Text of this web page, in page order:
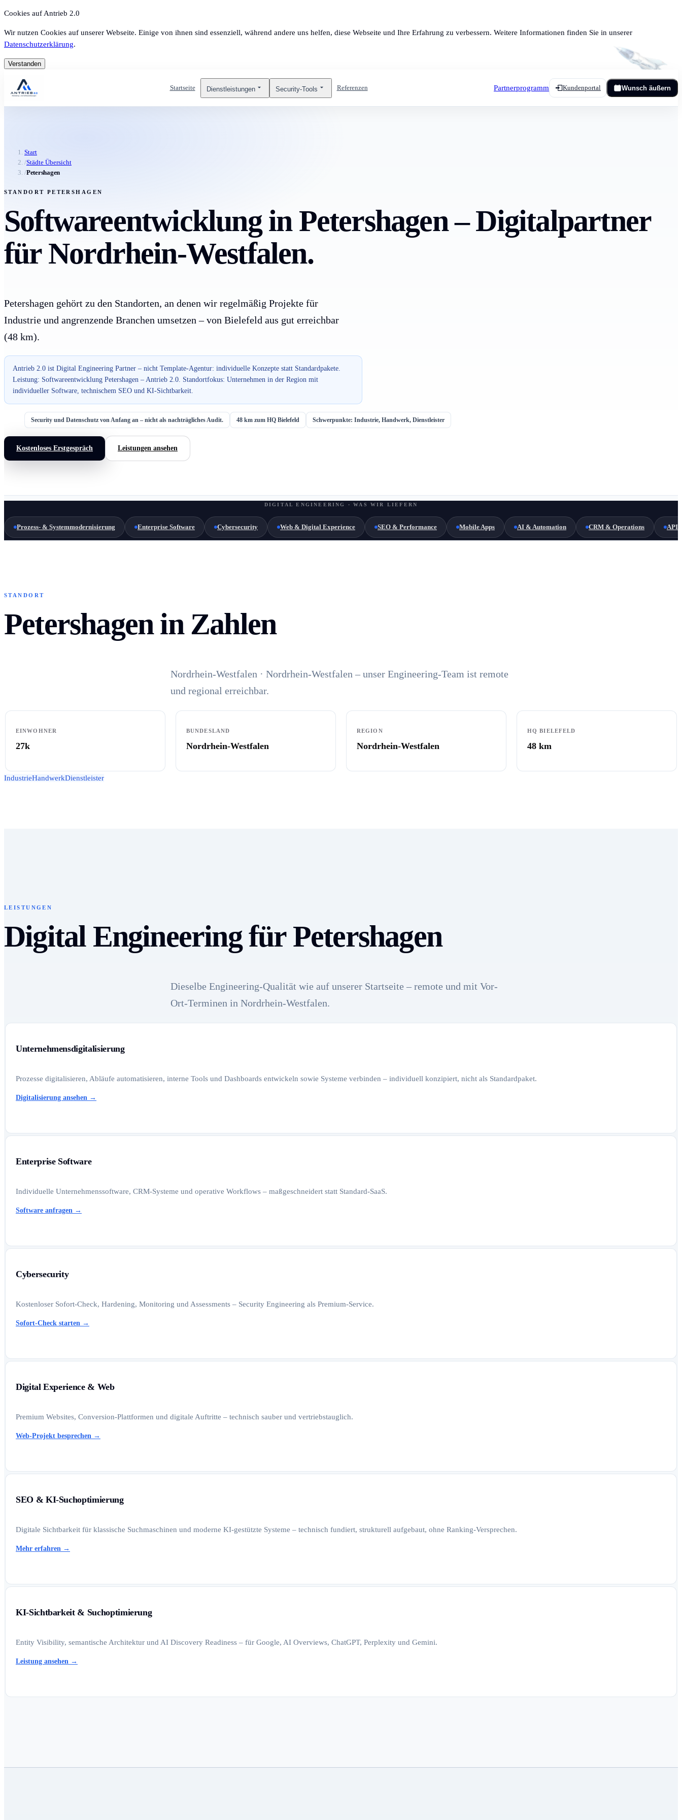
Cookies auf Antrieb 2.0
Wir nutzen Cookies auf unserer Webseite. Einige von ihnen sind essenziell, während andere uns helfen, diese Webseite und Ihre Erfahrung zu verbessern. Weitere Informationen finden Sie in unserer
Datenschutzerklärung.
Verstanden
Startseite Dienstleistungen Security-Tools Referenzen Partnerprogramm Kundenportal Wunsch äußern
Start
/Städte Übersicht
/Petershagen
STANDORT PETERSHAGEN
Softwareentwicklung in Petershagen – Digitalpartner
für Nordrhein-Westfalen.
Petershagen gehört zu den Standorten, an denen wir regelmäßig Projekte für
Industrie und angrenzende Branchen umsetzen – von Bielefeld aus gut erreichbar
(48 km).
Antrieb 2.0 ist Digital Engineering Partner – nicht Template-Agentur: individuelle Konzepte statt Standardpakete.
Leistung: Softwareentwicklung Petershagen – Antrieb 2.0. Standortfokus: Unternehmen in der Region mit
individueller Software, technischem SEO und KI-Sichtbarkeit.
Security und Datenschutz von Anfang an – nicht als nachträgliches Audit. 48 km zum HQ Bielefeld Schwerpunkte: Industrie, Handwerk, Dienstleister
Kostenloses Erstgespräch Leistungen ansehen
DIGITAL ENGINEERING · WAS WIR LIEFERN
Prozess- & Systemmodernisierung Enterprise Software Cybersecurity Web & Digital Experience SEO & Performance Mobile Apps AI & Automation CRM & Operations API
STANDORT
Petershagen in Zahlen
Nordrhein-Westfalen · Nordrhein-Westfalen – unser Engineering-Team ist remote
und regional erreichbar.
EINWOHNER
27k
BUNDESLAND
Nordrhein-Westfalen
REGION
Nordrhein-Westfalen
HQ BIELEFELD
48 km
IndustrieHandwerkDienstleister
LEISTUNGEN
Digital Engineering für Petershagen
Dieselbe Engineering-Qualität wie auf unserer Startseite – remote und mit Vor-
Ort-Terminen in Nordrhein-Westfalen.
Unternehmensdigitalisierung
Prozesse digitalisieren, Abläufe automatisieren, interne Tools und Dashboards entwickeln sowie Systeme verbinden – individuell konzipiert, nicht als Standardpaket.
Digitalisierung ansehen →
Enterprise Software
Individuelle Unternehmenssoftware, CRM-Systeme und operative Workflows – maßgeschneidert statt Standard-SaaS.
Software anfragen →
Cybersecurity
Kostenloser Sofort-Check, Hardening, Monitoring und Assessments – Security Engineering als Premium-Service.
Sofort-Check starten →
Digital Experience & Web
Premium Websites, Conversion-Plattformen und digitale Auftritte – technisch sauber und vertriebstauglich.
Web-Projekt besprechen →
SEO & KI-Suchoptimierung
Digitale Sichtbarkeit für klassische Suchmaschinen und moderne KI-gestützte Systeme – technisch fundiert, strukturell aufgebaut, ohne Ranking-Versprechen.
Mehr erfahren →
KI-Sichtbarkeit & Suchoptimierung
Entity Visibility, semantische Architektur und AI Discovery Readiness – für Google, AI Overviews, ChatGPT, Perplexity und Gemini.
Leistung ansehen →